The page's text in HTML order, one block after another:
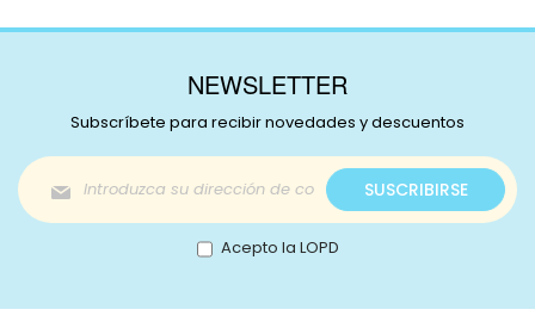
NEWSLETTER
Subscríbete para recibir novedades y descuentos
Inscríbase
a
nuestro
boletín
de
SUSCRIBIRSE
Acepto la LOPD